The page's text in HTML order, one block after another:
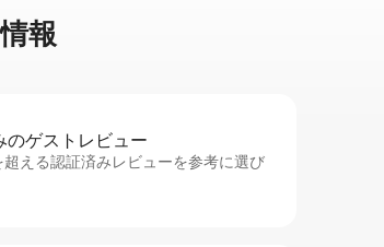
報
のゲ⁠ス⁠ト⁠レ⁠ビ⁠ュ⁠ー
超える認証済みレビューを参考に選び